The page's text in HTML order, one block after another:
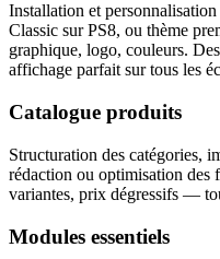
Installation et
Classic sur PS8, ou thème
graphique, logo, couleurs.
affichage parfait sur tous les
Catalogue produits
Structuration des catégories,
rédaction ou optimisation des
variantes, prix dégressifs —
Modules essentiels